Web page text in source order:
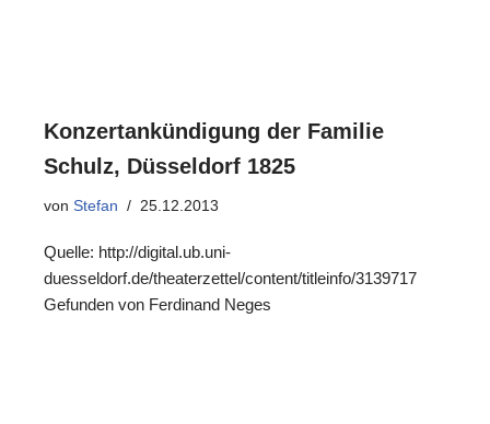
Konzertankündigung der Familie
Schulz, Düsseldorf 1825
von Stefan 25.12.2013
Quelle: http://digital.ub.uni-
duesseldorf.de/theaterzettel/content/titleinfo/3139717
Gefunden von Ferdinand Neges